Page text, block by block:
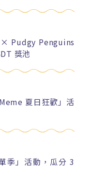
Pudgy Penguins
獎池
夏日狂歡」活
季」活動，瓜分 3